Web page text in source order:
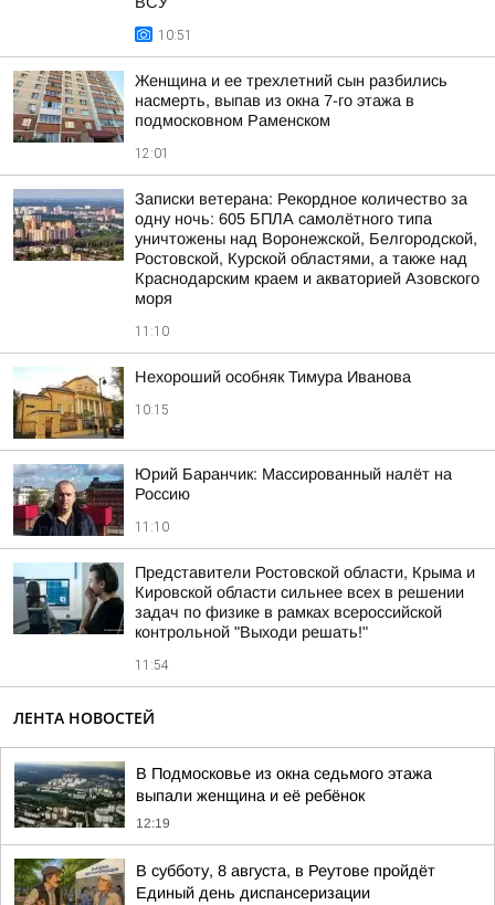
10:51
Женщина и ее трехлетний сын разбились
насмерть, выпав из окна 7-го этажа в
подмосковном Раменском
12:01
Записки ветерана: Рекордное количество за
одну ночь: 605 БПЛА самолётного типа
уничтожены над Воронежской, Белгородской,
Ростовской, Курской областями, а также над
Краснодарским краем и акваторией Азовского
моря
11:10
Нехороший особняк Тимура Иванова
10:15
Юрий Баранчик: Массированный налёт на
Россию
11:10
Представители Ростовской области, Крыма и
Кировской области сильнее всех в решении
задач по физике в рамках всероссийской
контрольной "Выходи решать!"
11:54
ЛЕНТА НОВОСТЕЙ
В Подмосковье из окна седьмого этажа
выпали женщина и её ребёнок
12:19
В субботу, 8 августа, в Реутове пройдёт
Единый день диспансеризации